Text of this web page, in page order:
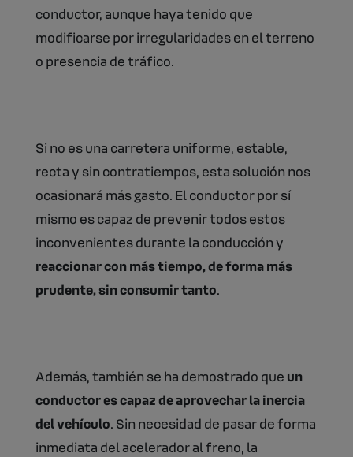
conductor, aunque haya tenido que
modificarse por irregularidades en el terreno
o presencia de tráfico.
Si no es una carretera uniforme, estable,
recta y sin contratiempos, esta solución nos
ocasionará más gasto. El conductor por sí
mismo es capaz de prevenir todos estos
inconvenientes durante la conducción y
reaccionar con más tiempo, de forma más
prudente, sin consumir tanto.
Además, también se ha demostrado que un
conductor es capaz de aprovechar la inercia
del vehículo. Sin necesidad de pasar de forma
inmediata del acelerador al freno, la